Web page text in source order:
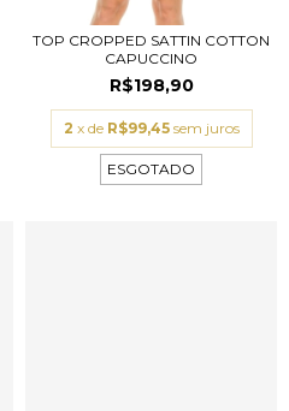
TOP CROPPED SATTIN COTTON
CAPUCCINO
R$198,90
2 x de R$99,45 sem juros
ESGOTADO